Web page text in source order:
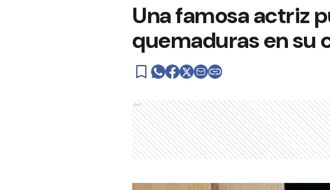
Una famosa actriz
quemaduras en su
Ads